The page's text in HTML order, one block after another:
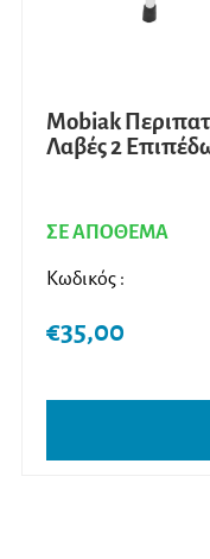
Mobiak
Λαβές 2
ΣΕ ΑΠΟΘΕΜΑ
Κωδικός :
€35,00